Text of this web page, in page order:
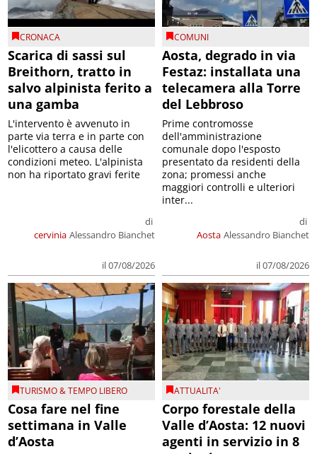
CRONACA
Scarica di sassi sul
Breithorn, tratto in
salvo alpinista ferito a
una gamba
cervinia
di
Alessandro Bianchet
il 07/08/2026
L'intervento è avvenuto in
parte via terra e in parte con
l'elicottero a causa delle
condizioni meteo. L'alpinista
non ha riportato gravi ferite
COMUNI
Aosta, degrado in via
Festaz: installata una
telecamera alla Torre
del Lebbroso
Aosta
di
Alessandro Bianchet
il 07/08/2026
Prime contromosse
dell'amministrazione
comunale dopo l'esposto
presentato da residenti della
zona; promessi anche
maggiori controlli e ulteriori
inter...
TURISMO & TEMPO LIBERO
Cosa fare nel fine
settimana in Valle
d’Aosta
ATTUALITA'
Corpo forestale della
Valle d’Aosta: 12 nuovi
agenti in servizio in 8